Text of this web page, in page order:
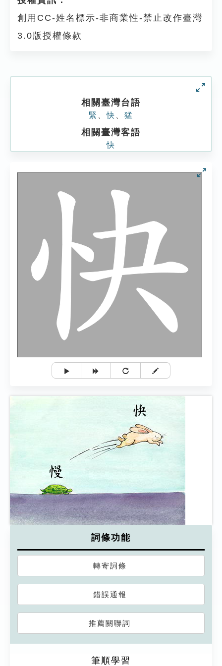
創用CC-姓名標示-非商業性-禁止改作臺灣
3.0版授權條款
相關臺灣台語
緊 、快 猛
相關臺灣客語
快
詞條功能
轉寄詞條
錯誤通報
推薦關聯詞
筆順學習